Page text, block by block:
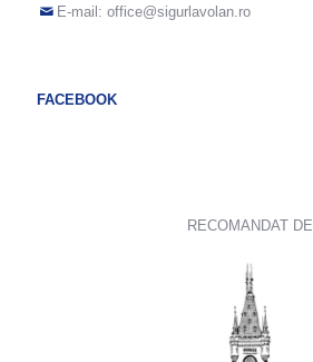
E-mail:office@sigurlavolan.ro
FACEBOOK
RECOMANDAT DE